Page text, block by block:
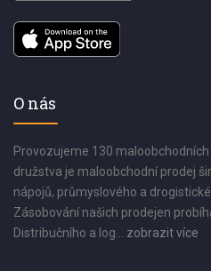
O nás
Provozujeme 130
družstva je maloobchodní prodej
nápojů, průmyslového a
Zásobování našich prodejen
Distribučního a log... zobrazit více